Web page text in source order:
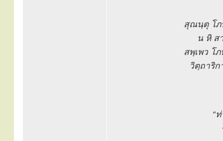
สุณนฺตุ โภ
น หิ ส
สพฺเพว โ
วิตฺถาริ
“